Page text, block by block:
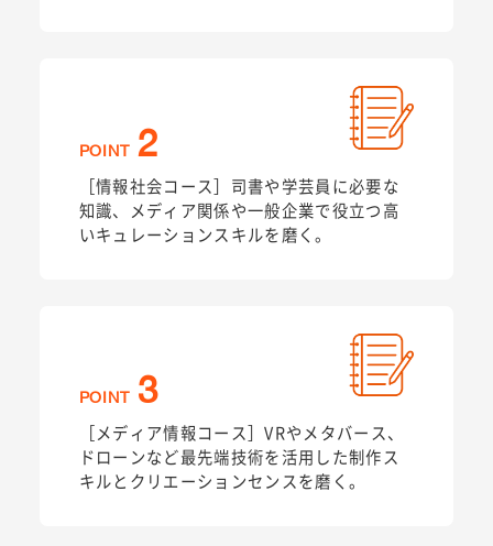
POINT 2
［情報社会コース］司書や学芸員に必要な
知識、メディア関係や一般企業で役立つ高
いキュレーションスキルを磨く。
POINT 3
［メディア情報コース］VRやメタバース、
ドローンなど最先端技術を活用した制作ス
キルとクリエーションセンスを磨く。